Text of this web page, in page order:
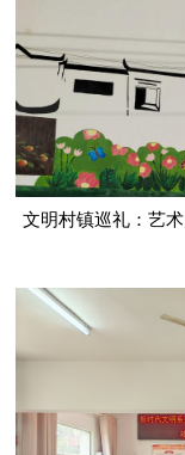
文明村镇巡礼：艺